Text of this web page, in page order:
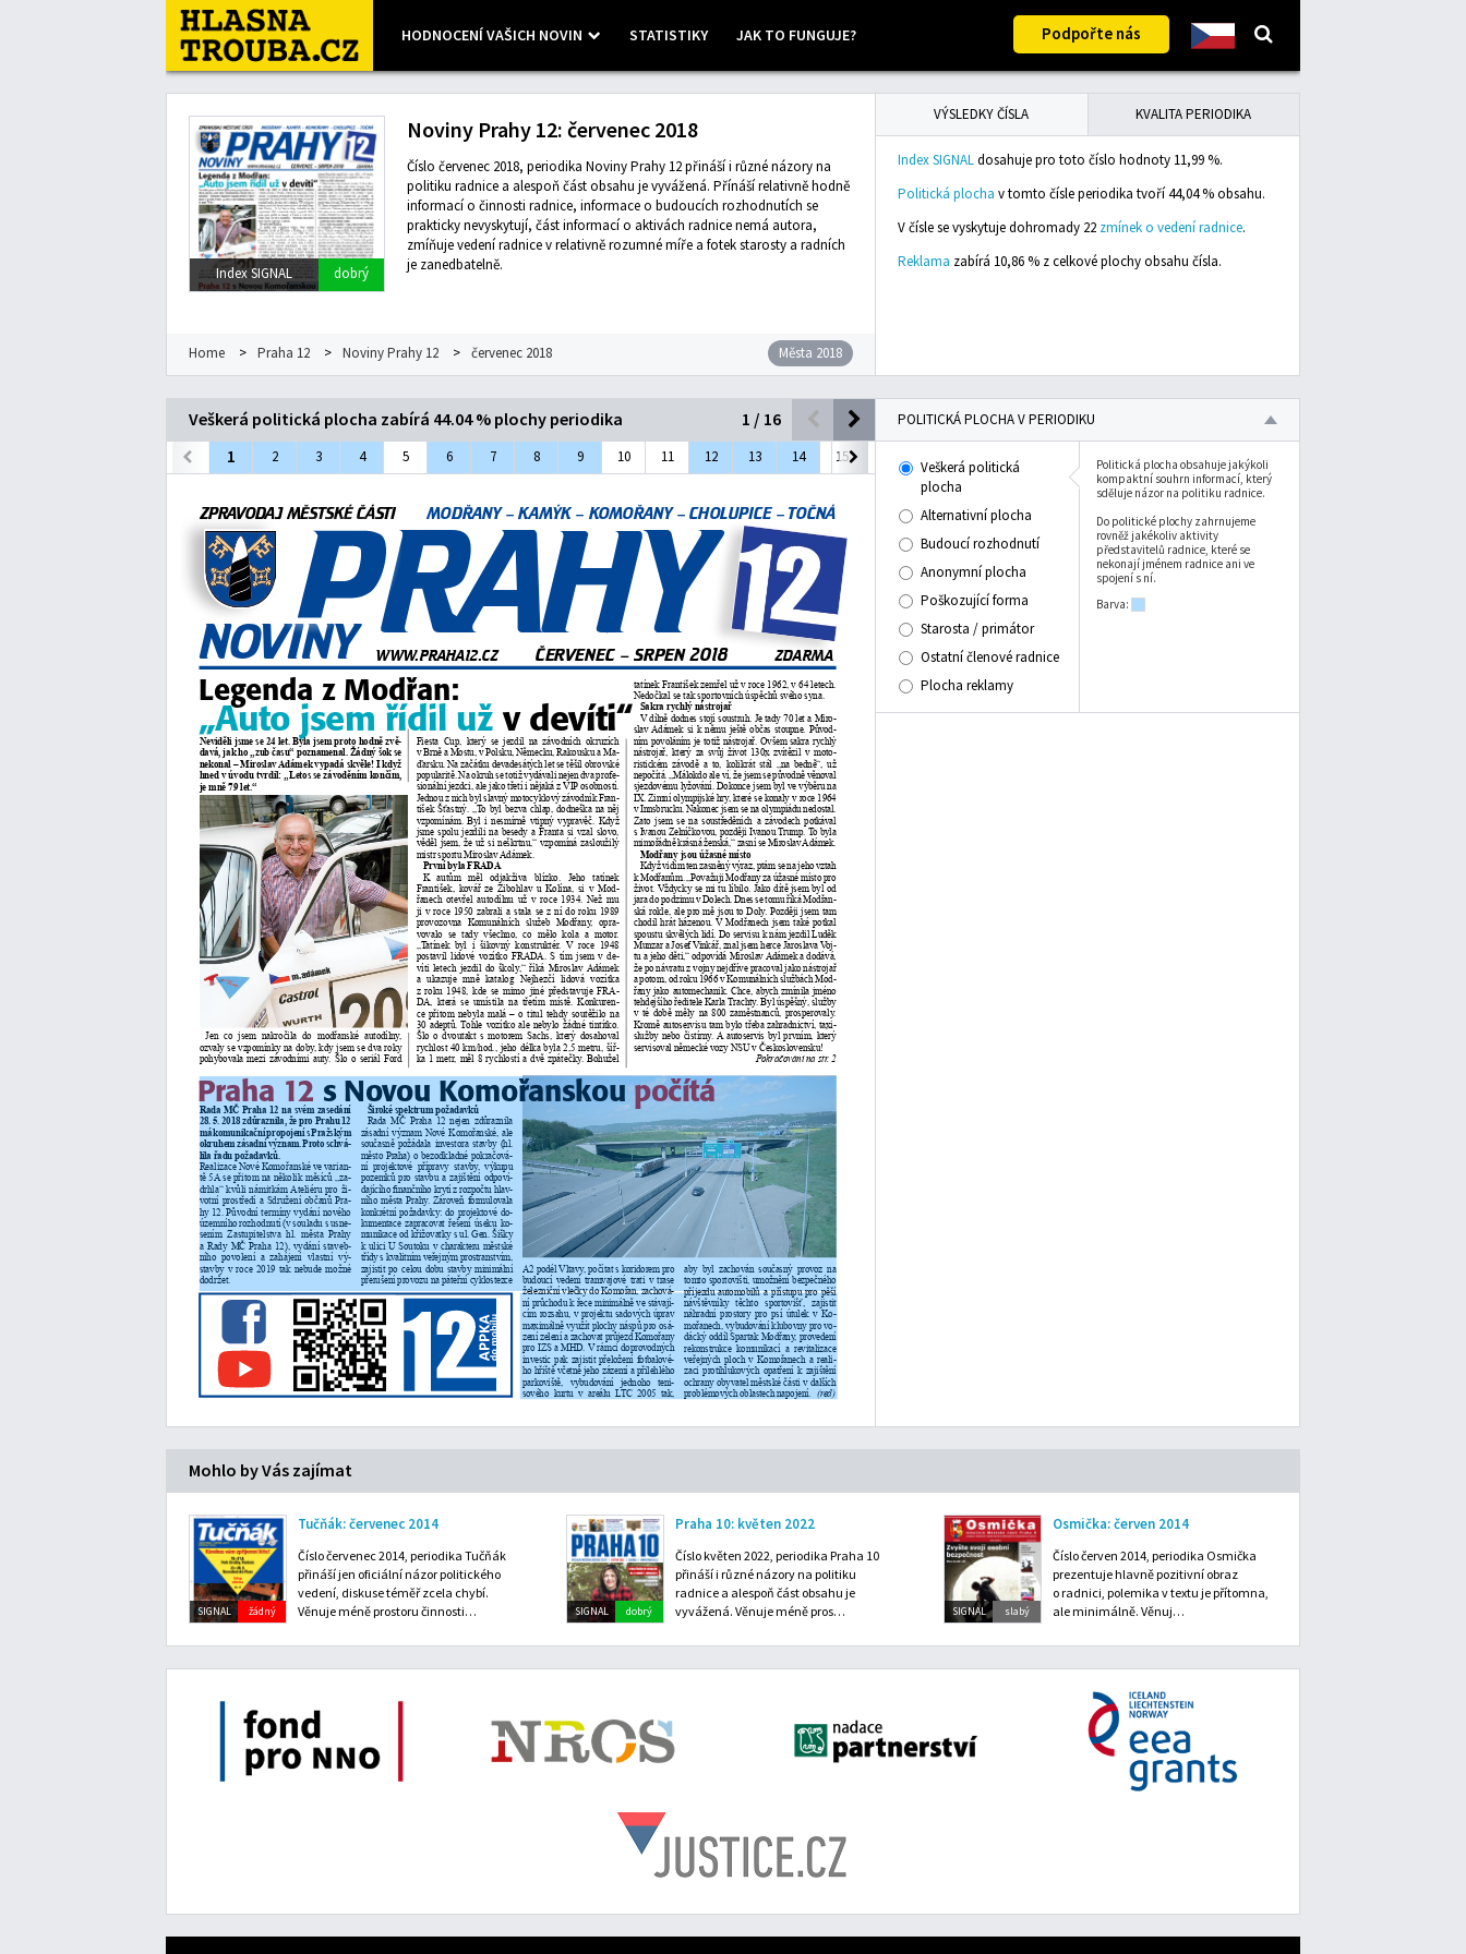
HODNOCENÍ VAŠICH NOVIN STATISTIKY JAK TO FUNGUJE? Podpořte nás
Leaflet| Map data ©OpenStreetMap contributors, Imagery © Mapbox
Index SIGNAL dobrý
Noviny Prahy 12: červenec 2018
Číslo červenec 2018, periodika Noviny Prahy 12 přináší i různé názory na
politiku radnice a alespoň část obsahu je vyvážená. Přínáší relativně hodně
informací o činnosti radnice, informace o budoucích rozhodnutích se
prakticky nevyskytují, část informací o aktivách radnice nemá autora,
zmíňuje vedení radnice v relativně rozumné míře a fotek starosty a radních
je zanedbatelně.
Home > Praha 12 > Noviny Prahy 12 > červenec 2018 Města 2018
VÝSLEDKY ČÍSLA KVALITA PERIODIKA
Index SIGNALdosahuje pro toto číslo hodnoty 11,99 %.
Politická plocha v tomto čísle periodika tvoří 44,04 % obsahu.
V čísle se vyskytuje dohromady 22 zmínek o vedení radnice.
Reklama zabírá 10,86 % z celkové plochy obsahu čísla.
Veškerá politická plocha zabírá 44.04 % plochy periodika 1 / 16
1
2 3 4 5 6 7 8 9 10 11 12 13 14 15
POLITICKÁ PLOCHA V PERIODIKU
Veškerá politická
plocha
Alternativní plocha
Budoucí rozhodnutí
Anonymní plocha
Poškozující forma
Starosta / primátor
Ostatní členové radnice
Plocha reklamy
Politická plocha obsahuje jakýkoli
kompaktní souhrn informací, který
sděluje názor na politiku radnice.
Do politické plochy zahrnujeme
rovněž jakékoliv aktivity
představitelů radnice, které se
nekonají jménem radnice ani ve
spojení s ní.
Barva:
Mohlo by Vás zajímat
SIGNAL žádný
Tučňák: červenec 2014
Číslo červenec 2014, periodika Tučňák
přináší jen oficiální názor politického
vedení, diskuse téměř zcela chybí.
Věnuje méně prostoru činnosti…
SIGNAL dobrý
Praha 10: květen 2022
Číslo květen 2022, periodika Praha 10
přináší i různé názory na politiku
radnice a alespoň část obsahu je
vyvážená. Věnuje méně pros…
SIGNAL slabý
Osmička: červen 2014
Číslo červen 2014, periodika Osmička
prezentuje hlavně pozitivní obraz
o radnici, polemika v textu je přítomna,
ale minimálně. Věnuj…